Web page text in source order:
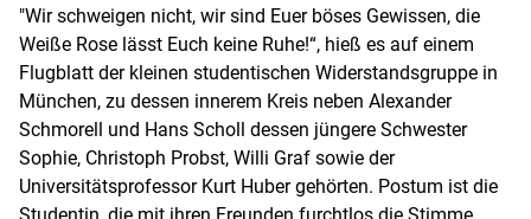
"Wir schweigen nicht, wir sind Euer böses Gewissen, die
Weiße Rose lässt Euch keine Ruhe!“, hieß es auf einem
Flugblatt der kleinen studentischen Widerstandsgruppe in
München, zu dessen innerem Kreis neben Alexander
Schmorell und Hans Scholl dessen jüngere Schwester
Sophie, Christoph Probst, Willi Graf sowie der
Universitätsprofessor Kurt Huber gehörten. Postum ist die
Studentin, die mit ihren Freunden furchtlos die Stimme